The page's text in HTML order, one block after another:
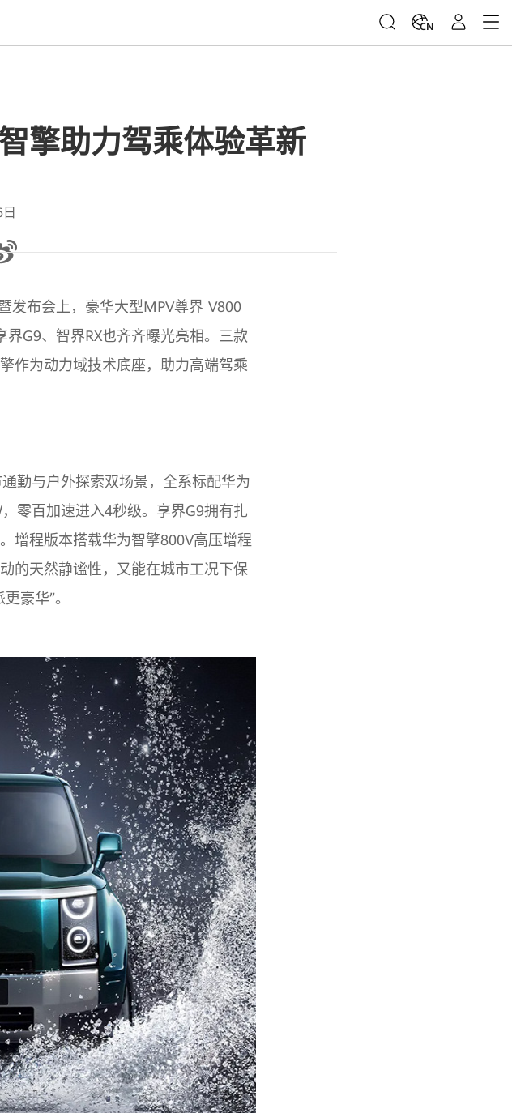
CN
擎助力驾乘体验革新
发布会上，豪华大型MPV尊界 V800
G9、智界RX也齐齐曝光亮相。三款
作为动力域技术底座，助力高端驾乘
勤与户外探索双场景，全系标配华为
零百加速进入4秒级。享界G9拥有扎
增程版本搭载华为智擎800V高压增程
的天然静谧性，又能在城市工况下保
豪华”。